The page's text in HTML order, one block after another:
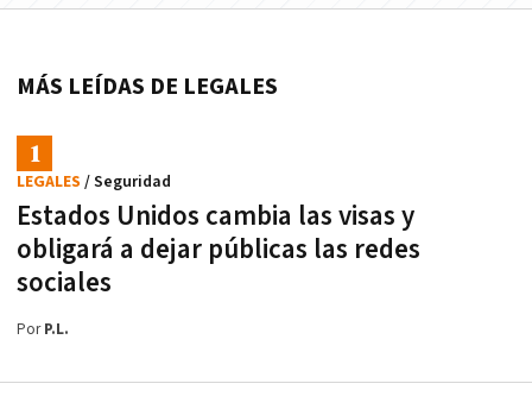
MÁS LEÍDAS DE LEGALES
Estados Unidos cambia las visas y
obligará a dejar públicas las redes
sociales
LEGALES / Seguridad
PorP.L.